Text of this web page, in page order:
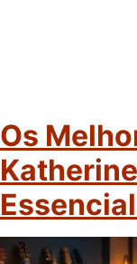
Os